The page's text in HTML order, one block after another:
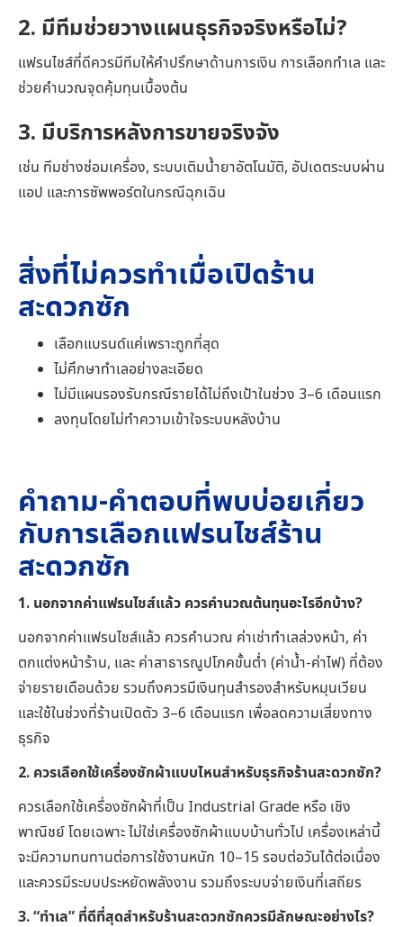
2. มีทีมช่วยวางแผนธุรกิจจริงหรือไม่?
แฟรนไชส์ที่ดีควรมีทีมให้คำปรึกษาด้านการเงิน การเลือกทำเล และ
ช่วยคำนวณจุดคุ้มทุนเบื้องต้น
3. มีบริการหลังการขายจริงจัง
เช่น ทีมช่างซ่อมเครื่อง, ระบบเติมน้ำยาอัตโนมัติ, อัปเดตระบบผ่าน
แอป และการซัพพอร์ตในกรณีฉุกเฉิน
สิ่งที่ไม่ควรทำเมื่อเปิดร้าน
สะดวกซัก
เลือกแบรนด์แค่เพราะถูกที่สุด
ไม่ศึกษาทำเลอย่างละเอียด
ไม่มีแผนรองรับกรณีรายได้ไม่ถึงเป้าในช่วง 3–6 เดือนแรก
ลงทุนโดยไม่ทำความเข้าใจระบบหลังบ้าน
คำถาม-คำตอบที่พบบ่อยเกี่ยว
กับการเลือกแฟรนไชส์ร้าน
สะดวกซัก
1. นอกจากค่าแฟรนไชส์แล้ว ควรคำนวณต้นทุนอะไรอีกบ้าง?
นอกจากค่าแฟรนไชส์แล้ว ควรคำนวณ ค่าเช่าทำเลล่วงหน้า, ค่า
ตกแต่งหน้าร้าน, และ ค่าสาธารณูปโภคขั้นต่ำ (ค่าน้ำ-ค่าไฟ) ที่ต้อง
จ่ายรายเดือนด้วย รวมถึงควรมีเงินทุนสำรองสำหรับหมุนเวียน
และใช้ในช่วงที่ร้านเปิดตัว 3–6 เดือนแรก เพื่อลดความเสี่ยงทาง
ธุรกิจ
2. ควรเลือกใช้เครื่องซักผ้าแบบไหนสำหรับธุรกิจร้านสะดวกซัก?
ควรเลือกใช้เครื่องซักผ้าที่เป็น Industrial Grade หรือ เชิง
พาณิชย์ โดยเฉพาะ ไม่ใช่เครื่องซักผ้าแบบบ้านทั่วไป เครื่องเหล่านี้
จะมีความทนทานต่อการใช้งานหนัก 10–15 รอบต่อวันได้ต่อเนื่อง
และควรมีระบบประหยัดพลังงาน รวมถึงระบบจ่ายเงินที่เสถียร
3. “ทำเล” ที่ดีที่สุดสำหรับร้านสะดวกซักควรมีลักษณะอย่างไร?